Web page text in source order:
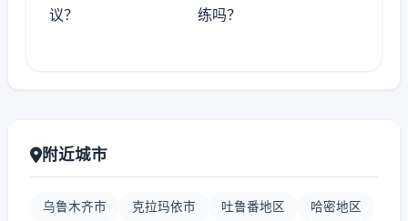
议？ 练吗？
附近城市
乌鲁木齐市 克拉玛依市 吐鲁番地区 哈密地区